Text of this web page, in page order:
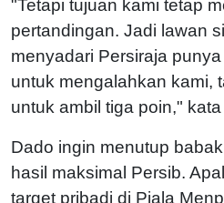
"Tetapi tujuan kami tetap
pertandingan. Jadi lawan
menyadari Persiraja
untuk mengalahkan kami,
untuk ambil tiga poin,"
Dado ingin menutup
hasil maksimal Persib.
target pribadi di Piala